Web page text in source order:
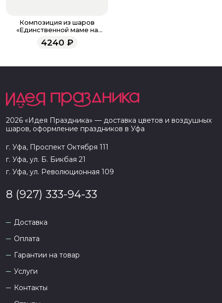
Композиция из шаров
«Единственной маме на
свете»
4240 ₽
2026 «Идея Праздника» — доставка цветов и воздушных
шаров, оформление праздников в Уфа
г. Уфа, Проспект Октября 111
г. Уфа, ул. Б. Бикбая 21
г. Уфа, ул. Революционная 109
8 (927) 333-94-33
Доставка
Оплата
Гарантии на товар
Услуги
Контакты